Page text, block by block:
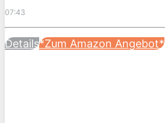
07:43
Details*Zum Amazon Angebot*